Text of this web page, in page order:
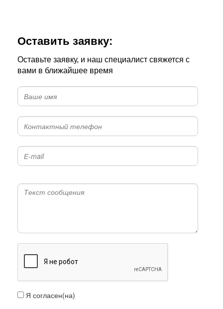
Оставить заявку:
Оставьте заявку, и наш специалист свяжется с
вами в ближайшее время
Я согласен(на)